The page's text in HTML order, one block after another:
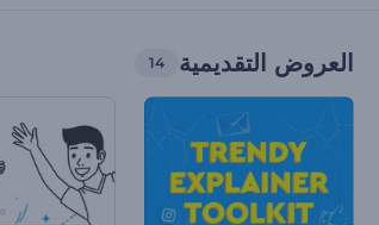
العروض التقديمية 14